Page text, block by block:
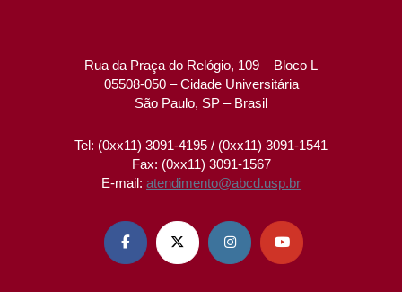
Rua da Praça do Relógio, 109 – Bloco L
05508-050 – Cidade Universitária
São Paulo, SP – Brasil
Tel: (0xx11) 3091-4195 / (0xx11) 3091-1541
Fax: (0xx11) 3091-1567
E-mail: atendimento@abcd.usp.br
   